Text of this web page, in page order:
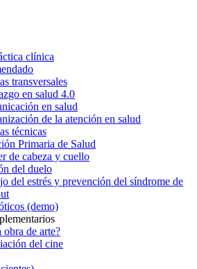
clínica
transversales
en salud 4.0
en salud
de la atención en salud
técnicas
Primaria de Salud
de cabeza y cuello
del duelo
del estrés y prevención del síndrome de
(demo)
obra de arte?
del cine